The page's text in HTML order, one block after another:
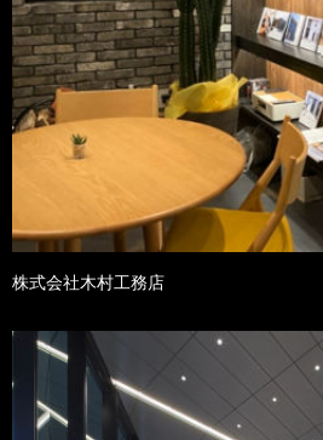
株式会社木村工務店